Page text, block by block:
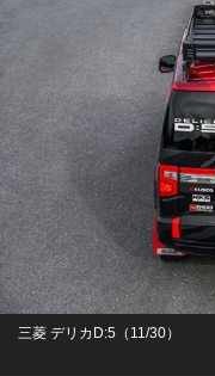
三菱 デリカD:5（11/30）